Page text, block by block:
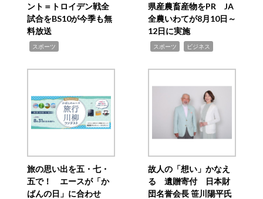
ント＝トロイデン戦全
試合をBS10が今季も無
料放送
スポーツ
県産農畜産物をPR JA
全農いわてが8月10日～
12日に実施
スポーツ ビジネス
旅の思い出を五・七・
五で！ エースが「か
ばんの日」に合わせ
故人の「想い」かなえ
る 遺贈寄付 日本財
団名誉会長 笹川陽平氏